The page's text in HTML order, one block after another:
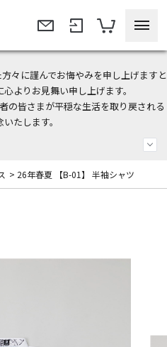
々に謹んでお悔やみを申し上げますと
よりお見舞い申し上げます。
の皆さまが平穏な生活を取り戻される
たします。
クーポンプレゼント！
い合わせ＞
> 26年春夏 【B-01】 半袖シャツ